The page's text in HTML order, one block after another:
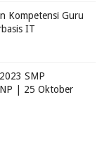
Kompetensi Guru
IT
SMP
| 25 Oktober